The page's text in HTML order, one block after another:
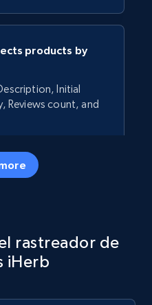
products by
Initial
Reviews count, and
Comenzar ahora
Initial
rastreador de
iHerb